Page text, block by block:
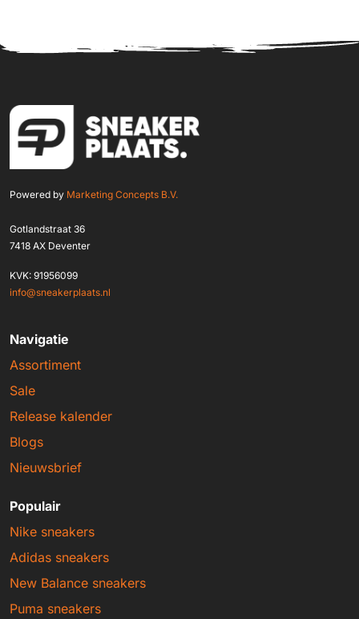
Powered by Marketing Concepts B.V.
Gotlandstraat 36
7418 AX Deventer
KVK: 91956099
info@sneakerplaats.nl
Navigatie
Assortiment
Sale
Release kalender
Blogs
Nieuwsbrief
Populair
Nike sneakers
Adidas sneakers
New Balance sneakers
Puma sneakers